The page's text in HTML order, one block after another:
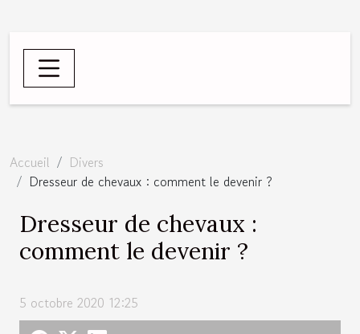
Accueil
Divers
Dresseur de chevaux : comment le devenir ?
Dresseur de chevaux :
comment le devenir ?
5 octobre 2020 12:25